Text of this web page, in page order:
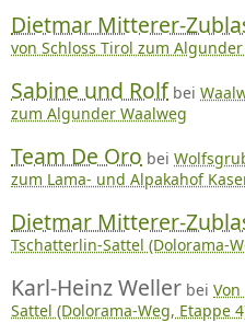
Dietmar Mitterer-
von Schloss Tirol zum
Sabine und Rolf bei
zum Algunder Waalweg
Team De Oro bei
zum Lama- und Alpakahof
Dietmar Mitterer-
Tschatterlin-Sattel (Dolorama-
Karl-Heinz Weller bei
Sattel (Dolorama-Weg, Etappe